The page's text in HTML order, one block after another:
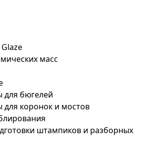
масс
для бюгелей
коронок и мостов
штампиков и разборных